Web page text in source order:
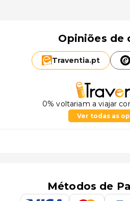
Opiniões de
Traventia.pt
0% voltariam a viajar
Ver todas as
Métodos de